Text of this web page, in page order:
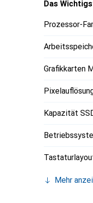
Das
Prozessor-
Grafikkarten
Kapazität
Mehr